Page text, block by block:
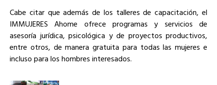
Cabe citar que además de los talleres de capacitación, el
IMMUJERES Ahome ofrece programas y servicios de
asesoría jurídica, psicológica y de proyectos productivos,
entre otros, de manera gratuita para todas las mujeres e
incluso para los hombres interesados.